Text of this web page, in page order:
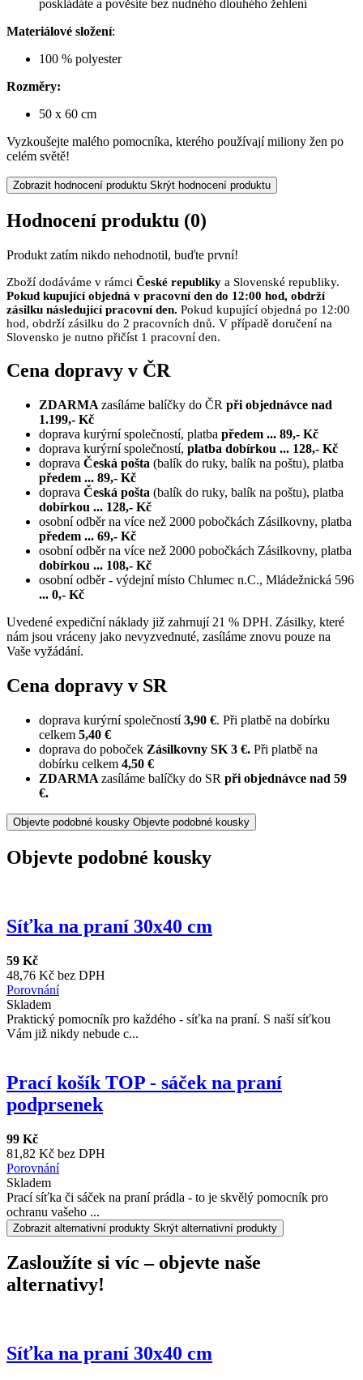
poskládáte a pověsíte bez nudného dlouhého žehlení
Materiálové složení:
100 % polyester
Rozměry:
50 x 60 cm
Vyzkoušejte malého pomocníka, kterého používají miliony žen po
celém světě!
Zobrazit hodnocení produktu Skrýt hodnocení produktu
Hodnocení produktu (0)
Produkt zatím nikdo nehodnotil, buďte první!
Zboží dodáváme v rámci České republiky a Slovenské republiky.
Pokud kupující objedná v pracovní den do 12:00 hod, obdrží
zásilku následující pracovní den. Pokud kupující objedná po 12:00
hod, obdrží zásilku do 2 pracovních dnů. V případě doručení na
Slovensko je nutno přičíst 1 pracovní den.
Cena dopravy v ČR
ZDARMA zasíláme balíčky do ČR při objednávce nad
1.199,- Kč
doprava kurýrní společností, platba předem ... 89,- Kč
doprava kurýrní společností, platba dobírkou ... 128,- Kč
doprava Česká pošta (balík do ruky, balík na poštu), platba
předem ... 89,- Kč
doprava Česká pošta (balík do ruky, balík na poštu), platba
dobírkou ... 128,- Kč
osobní odběr na více než 2000 pobočkách Zásilkovny, platba
předem ... 69,- Kč
osobní odběr na více než 2000 pobočkách Zásilkovny, platba
dobírkou ... 108,- Kč
osobní odběr - výdejní místo Chlumec n.C., Mládežnická 596
... 0,- Kč
Uvedené expediční náklady již zahrnují 21 % DPH. Zásilky, které
nám jsou vráceny jako nevyzvednuté, zasíláme znovu pouze na
Vaše vyžádání.
Cena dopravy v SR
doprava kurýrní společností3,90 €. Při platbě na dobírku
celkem 5,40 €
doprava do poboček Zásilkovny SK 3 €. Při platbě na
dobírku celkem 4,50 €
ZDARMA zasíláme balíčky do SR při objednávce nad 59
€.
Objevte podobné kousky Objevte podobné kousky
Objevte podobné kousky
Síťka na praní 30x40 cm
59 Kč
48,76 Kč bez DPH
Porovnání
Skladem
Praktický pomocník pro každého - síťka na praní. S naší síťkou
Vám již nikdy nebude c...
Prací košík TOP - sáček na praní
podprsenek
99 Kč
81,82 Kč bez DPH
Porovnání
Skladem
Prací síťka či sáček na praní prádla - to je skvělý pomocník pro
ochranu vašeho ...
Zobrazit alternativní produkty Skrýt alternativní produkty
Zasloužíte si víc – objevte naše
alternativy!
Síťka na praní 30x40 cm